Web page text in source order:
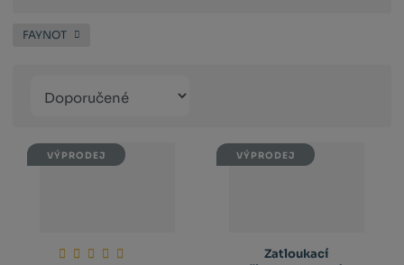
FAYNOT
produktů
VÝPRODEJ VÝPRODEJ
Zatloukací